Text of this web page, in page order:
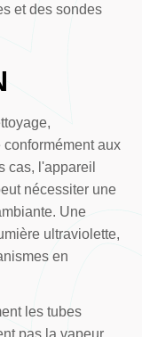
et des sondes
aux
cas, l'appareil
nécessiter une
Une
ultraviolette,
en
les tubes